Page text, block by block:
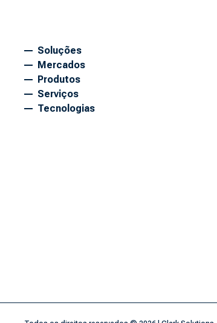
Soluções
Mercados
Produtos
Serviços
Tecnologias